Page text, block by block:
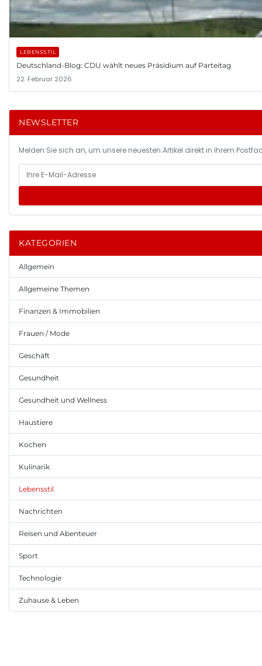
LEBENSSTIL
Deutschland-Blog: CDU wählt neues Präsidium auf Parteitag
22. Februar 2026
NEWSLETTER
Melden Sie sich an, um unsere neuesten Artikel direkt in Ihrem
KATEGORIEN
Allgemein
Allgemeine Themen
Finanzen & Immobilien
Frauen / Mode
Geschäft
Gesundheit
Gesundheit und Wellness
Haustiere
Kochen
Kulinarik
Lebensstil
Nachrichten
Reisen und Abenteuer
Sport
Technologie
Zuhause & Leben